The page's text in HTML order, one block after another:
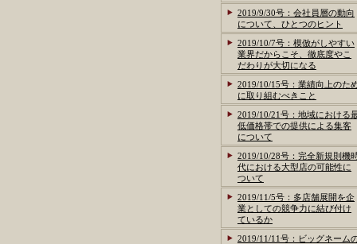
2019/9/30号：会社員層の動向
について、ひとつのヒント
2019/10/7号：模倣がしやすい
業界だからこそ、徹底度やこ
だわりが大切になる
2019/10/15号：業績向上のた
に取り組むべきこと
2019/10/21号：地域における
低価格帯での提供による集客
について
2019/10/28号：完全新規則機
代における大型店の可能性に
ついて
2019/11/5号：多店舗展開を企
業としての競争力に結び付け
ているか
2019/11/11号：ビッグネーム